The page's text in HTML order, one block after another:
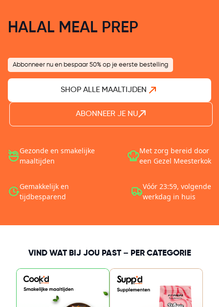
HALAL MEAL PREP
Abbonneer nu en bespaar 50% op je eerste bestelling
SHOP ALLE MAALTIJDEN
ABONNEER JE NU
Gezonde en smakelijke
maaltijden
Met zorg bereid door
een Gezel Meesterkok
Gemakkelijk en
tijdbesparend
Vóór 23:59, volgende
werkdag in huis
VIND WAT BIJ JOU PAST – PER CATEGORIE